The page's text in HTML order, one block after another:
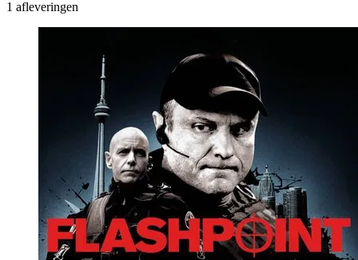
1 afleveringen